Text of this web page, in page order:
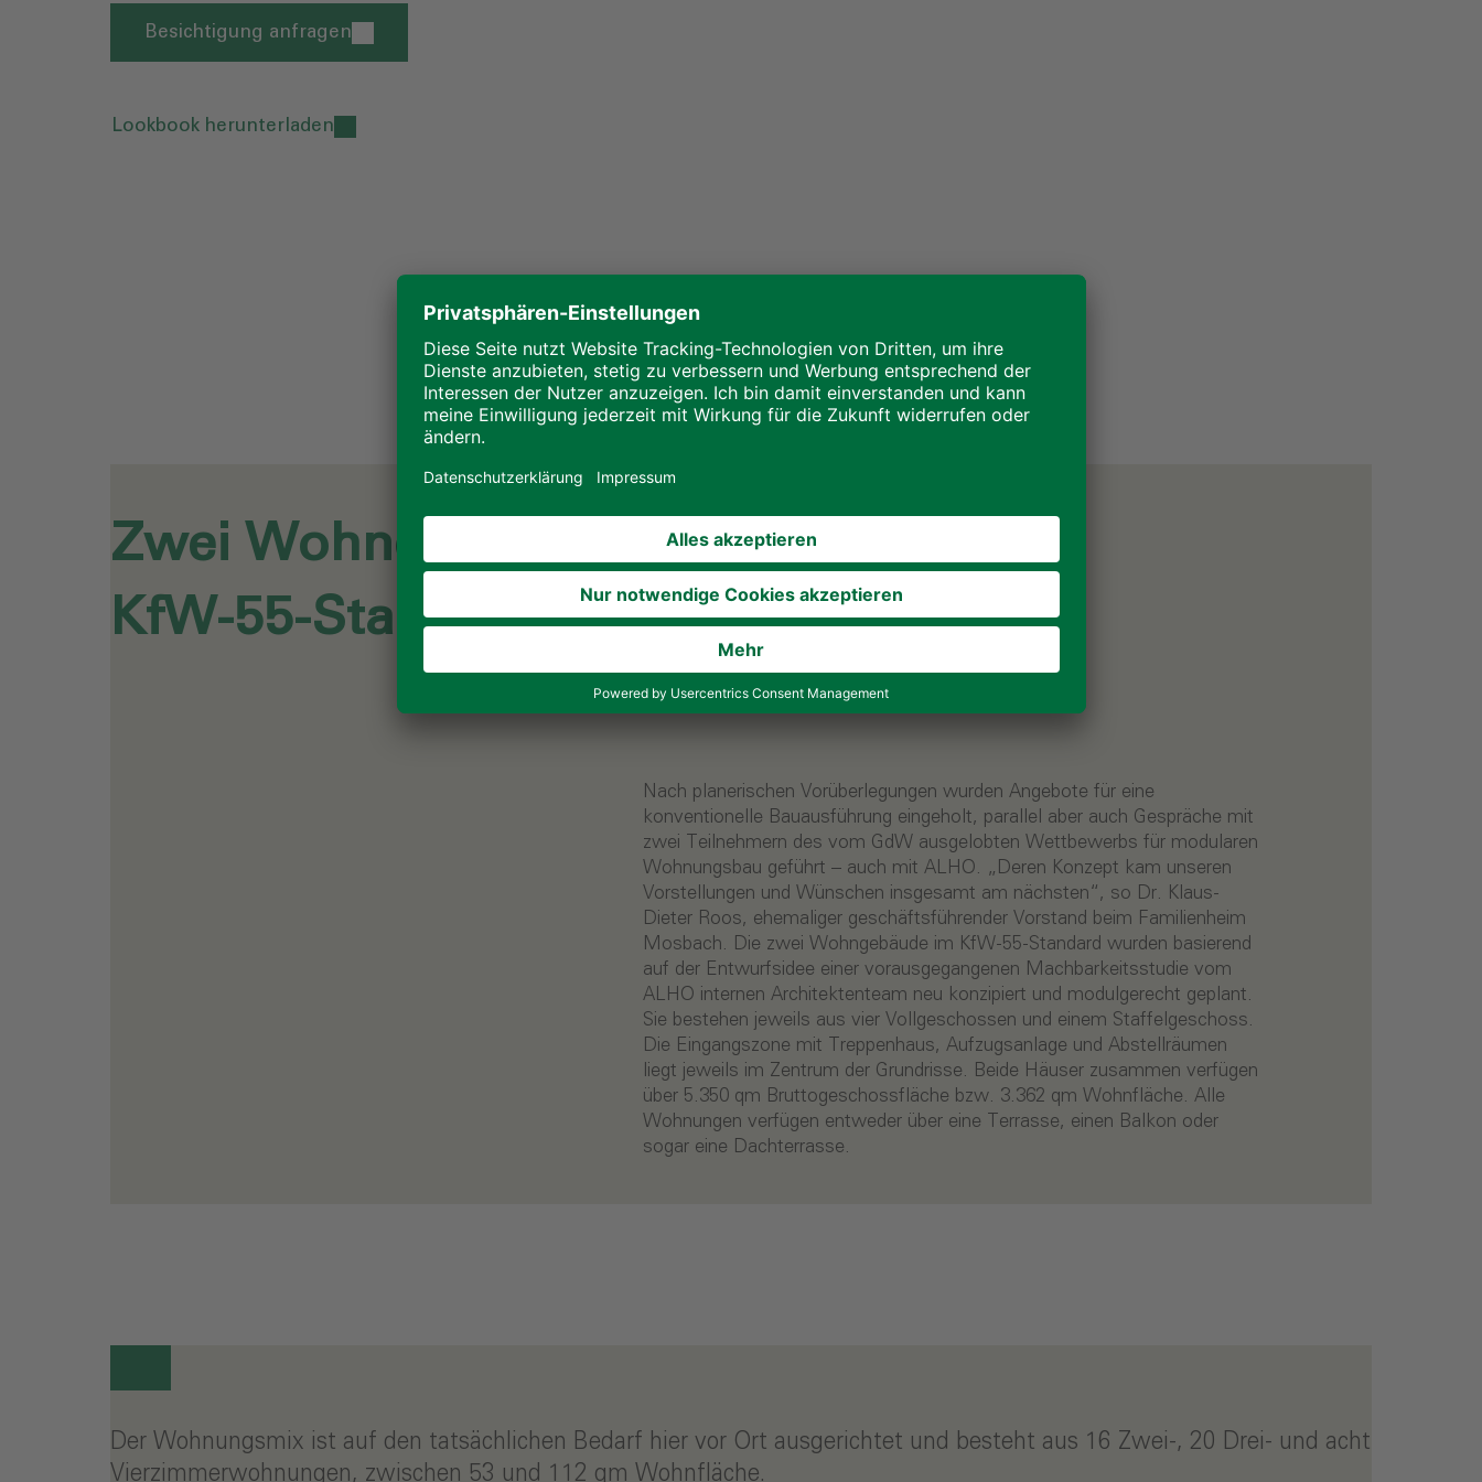
Besichtigung anfragen
Lookbook herunterladen
Zwei Wohngebäude im
KfW-55-Standard
Nach planerischen Vorüberlegungen wurden Angebote für eine
konventionelle Bauausführung eingeholt, parallel aber auch Gespräche mit
zwei Teilnehmern des vom GdW ausgelobten Wettbewerbs für modularen
Wohnungsbau geführt – auch mit ALHO. „Deren Konzept kam unseren
Vorstellungen und Wünschen insgesamt am nächsten“, so Dr. Klaus-
Dieter Roos, ehemaliger geschäftsführender Vorstand beim Familienheim
Mosbach. Die zwei Wohngebäude im KfW-55-Standard wurden basierend
auf der Entwurfsidee einer vorausgegangenen Machbarkeitsstudie vom
ALHO internen Architektenteam neu konzipiert und modulgerecht geplant.
Sie bestehen jeweils aus vier Vollgeschossen und einem Staffelgeschoss.
Die Eingangszone mit Treppenhaus, Aufzugsanlage und Abstellräumen
liegt jeweils im Zentrum der Grundrisse. Beide Häuser zusammen verfügen
über 5.350 qm Bruttogeschossfläche bzw. 3.362 qm Wohnfläche. Alle
Wohnungen verfügen entweder über eine Terrasse, einen Balkon oder
sogar eine Dachterrasse.
Der Wohnungsmix ist auf den tatsächlichen Bedarf hier vor Ort ausgerichtet und besteht aus 16 Zwei-, 20 Drei- und acht
Vierzimmerwohnungen, zwischen 53 und 112 qm Wohnfläche.